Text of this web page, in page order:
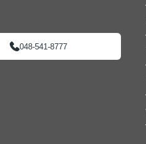
048-541-8777